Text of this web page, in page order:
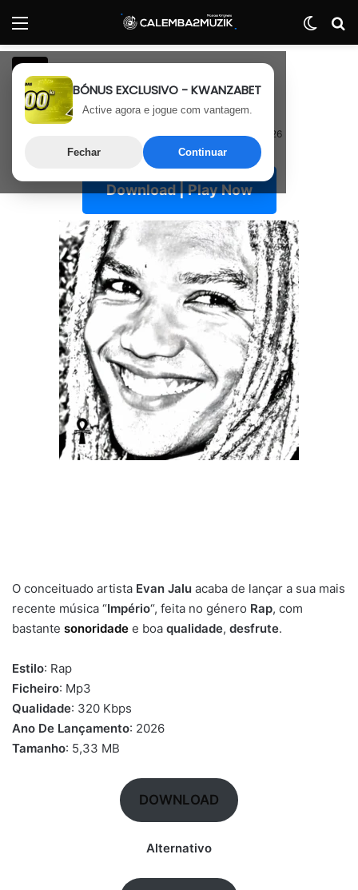
Menu
BÓNUS EXCLUSIVO - KWANZABET
Active agora e jogue com vantagem.
Fechar Continuar
Rap
Evan Jalu – Império
Última atualização: 3 de Maio, 2026
Download | Play Now
O conceituado artista Evan Jalu acaba de lançar a sua mais
recente música “Império“, feita no género Rap, com
bastante sonoridade e boa qualidade, desfrute.
Estilo: Rap
Ficheiro: Mp3
Qualidade: 320 Kbps
Ano De Lançamento: 2026
Tamanho: 5,33 MB
DOWNLOAD
Alternativo